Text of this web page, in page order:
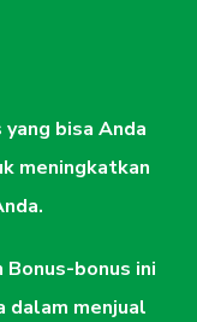
bisa Anda
meningkatkan
Bonus-bonus ini
dalam menjual